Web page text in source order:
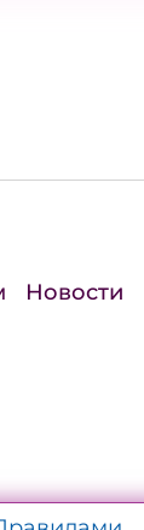
Новости